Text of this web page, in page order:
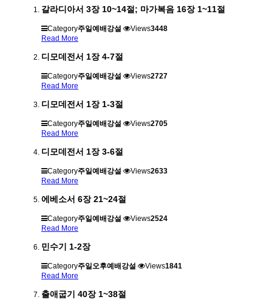
갈라디아서 3장 10~14절; 마가복음 16장 1~11절
Category주일예배강설 Views3448
Read More
디모데전서 1장 4-7절
Category주일예배강설 Views2727
Read More
디모데전서 1장 1-3절
Category주일예배강설 Views2705
Read More
디모데전서 1장 3-6절
Category주일예배강설 Views2633
Read More
에베소서 6장 21~24절
Category주일예배강설 Views2524
Read More
민수기 1-2장
Category주일오후예배강설 Views1841
Read More
출애굽기 40장 1~38절